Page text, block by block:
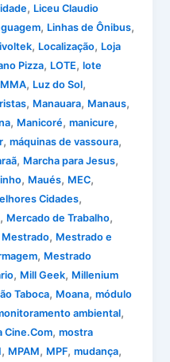
, Liceu Claudio
, Linhas de Ônibus,
, Localização, Loja
Pizza, LOTE,lote
, Luz do Sol,
, Manauara, Manaus,
, Manicoré,manicure,
,máquinas de vassoura,
, Marcha para Jesus,
, Maués, MEC,
Cidades,
, Mercado de Trabalho,
Mestrado, Mestrado e
, Mestrado
, Mill Geek, Millenium
Taboca, Moana,módulo
ambiental,
Cine.Com,mostra
, MPAM, MPF,mudança,